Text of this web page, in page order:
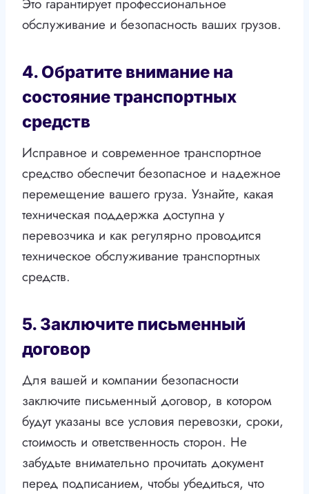
Это гарантирует профессиональное
обслуживание и безопасность ваших грузов.
4. Обратите внимание на
состояние транспортных
средств
Исправное и современное транспортное
средство обеспечит безопасное и надежное
перемещение вашего груза. Узнайте, какая
техническая поддержка доступна у
перевозчика и как регулярно проводится
техническое обслуживание транспортных
средств.
5. Заключите письменный
договор
Для вашей и компании безопасности
заключите письменный договор, в котором
будут указаны все условия перевозки, сроки,
стоимость и ответственность сторон. Не
забудьте внимательно прочитать документ
перед подписанием, чтобы убедиться, что